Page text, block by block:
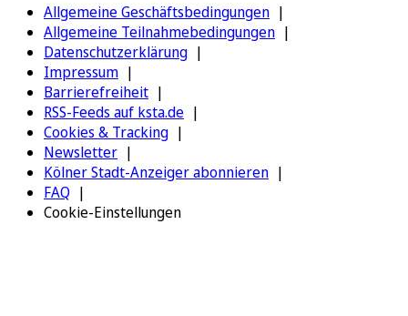
Allgemeine Geschäftsbedingungen
Allgemeine Teilnahmebedingungen
Datenschutzerklärung
Impressum
Barrierefreiheit
RSS-Feeds auf ksta.de
Cookies & Tracking
Newsletter
Kölner Stadt-Anzeiger abonnieren
FAQ
Cookie-Einstellungen